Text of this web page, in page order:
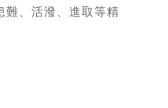
難、活潑、進取等精